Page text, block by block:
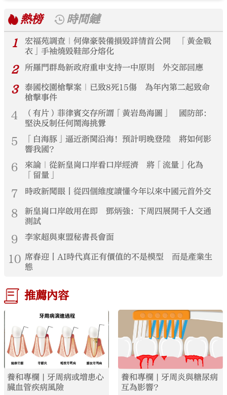
熱榜
時間鏈
1
宏福苑調查｜何偉豪裝備損毀詳情首公開 「黃金戰
衣」手袖燒毀鞋部分熔化
2 所羅門群島新政府重申支持一中原則 外交部回應
3
泰國校園槍擊案｜已致8死15傷 為年內第二起致命
槍擊事件
4
（有片）菲律賓交存所謂「黃岩島海圖」 國防部：
堅決反制任何鬧海挑釁
5
「白海豚」逼近浙閩沿海！預計明晚登陸 將如何影
響我國？
6
來論｜從新皇崗口岸看口岸經濟 將「流量」化為
「留量」
7 時政新聞眼丨從四個維度讀懂今年以來中國元首外交
8
新皇崗口岸啟用在即 鄧炳強：下周四展開千人交通
測試
9 李家超與東盟秘書長會面
10 席春迎丨AI時代真正有價值的不是模型 而是產業生
態
推薦內容
養和專欄 | 牙周病或增患心
臟血管疾病風險
養和專欄 | 牙周炎與糖尿病
互為影響？